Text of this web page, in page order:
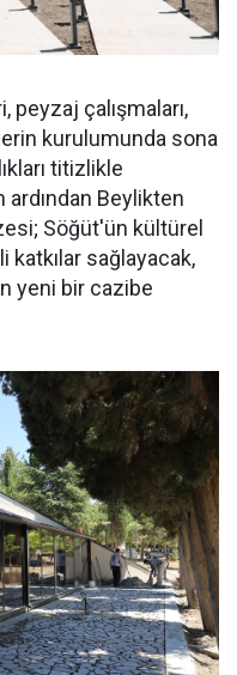
peyzaj çalışmaları,
kurulumunda sona
titizlikle
ardından Beylikten
Söğüt'ün kültürel
sağlayacak,
yeni bir cazibe